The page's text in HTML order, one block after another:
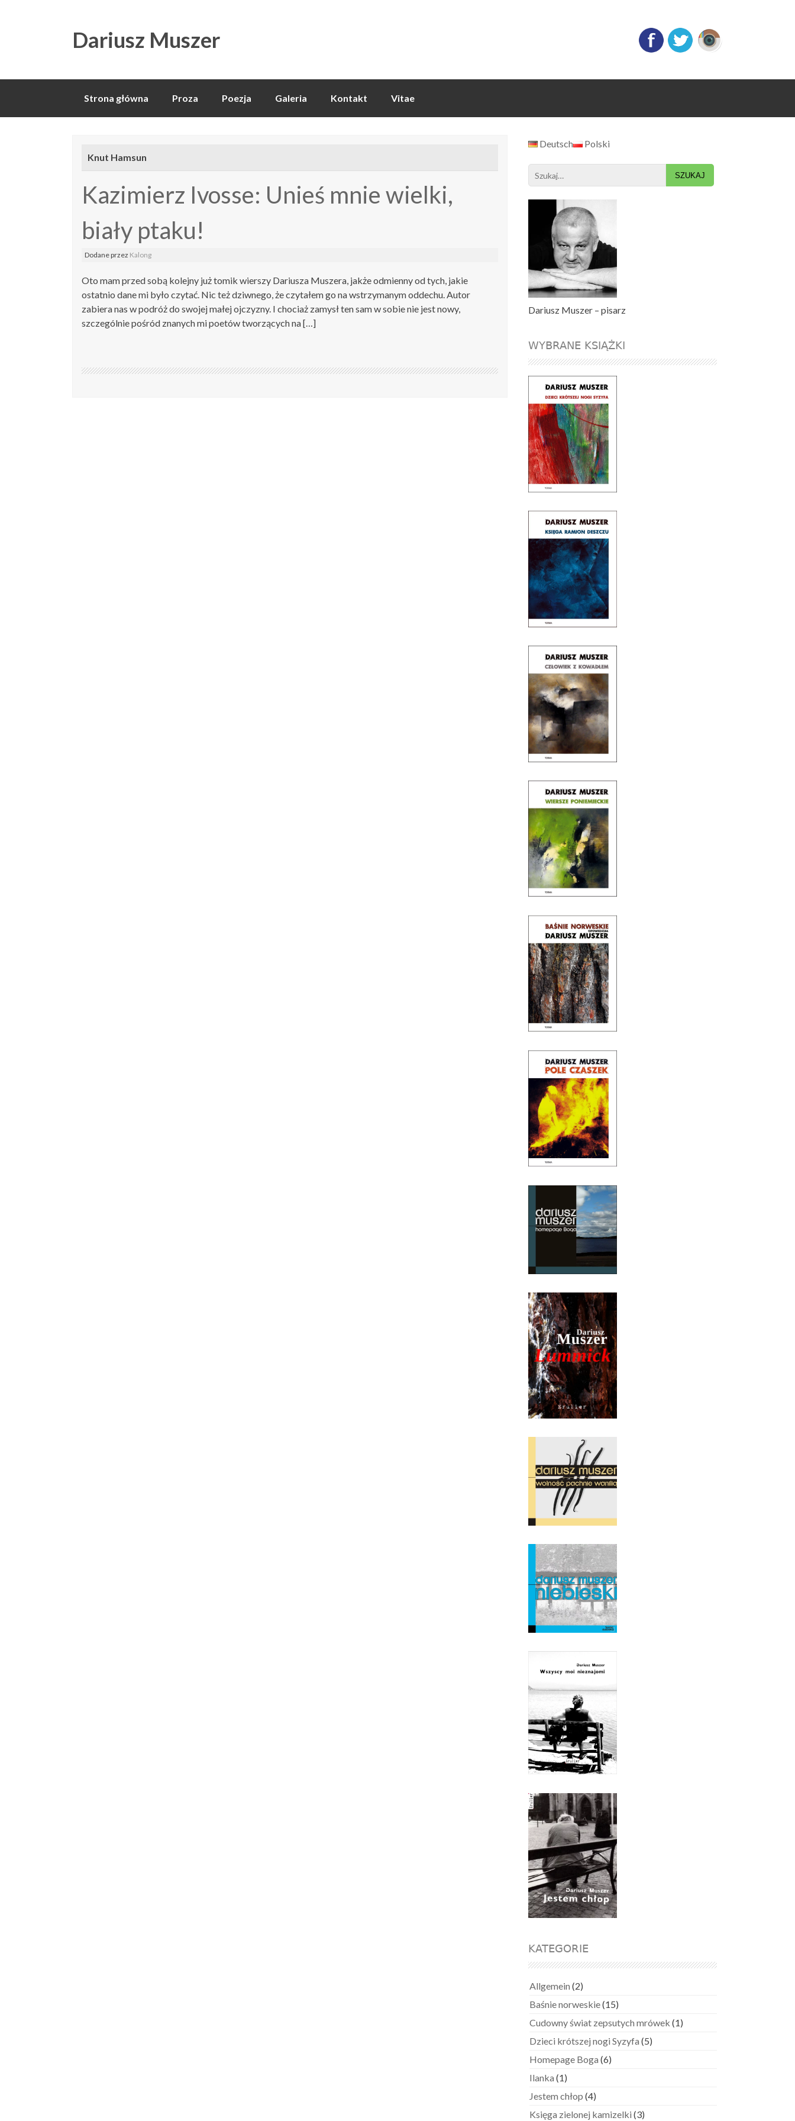
Dariusz Muszer
Skip
Strona główna Proza Poezja Galeria Kontakt Vitae
Knut Hamsun
Kazimierz Ivosse: Unieś mnie wielki,
biały ptaku!
Dodaneprzez Kalong
Oto mam przed sobą kolejny już tomik wierszy Dariusza Muszera, jakże odmienny od tych, jakie
ostatnio dane mi było czytać. Nic też dziwnego, że czytałem go na wstrzymanym oddechu. Autor
zabiera nas w podróż do swojej małej ojczyzny. I chociaż zamysł ten sam w sobie nie jest nowy,
szczególnie pośród znanych mi poetów tworzących na […]
Deutsch Polski
Search
for:
Dariusz Muszer – pisarz
WYBRANE KSIĄŻKI
KATEGORIE
Allgemein (2)
Baśnie norweskie(15)
Cudowny świat zepsutych mrówek (1)
Dzieci krótszej nogi Syzyfa (5)
Homepage Boga (6)
Ilanka (1)
Jestem chłop (4)
Księga zielonej kamizelki (3)